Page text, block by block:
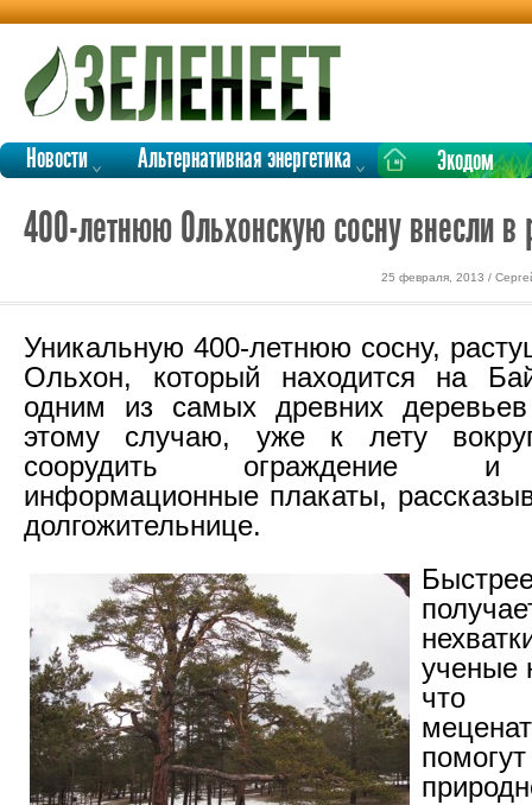
Новости Альтернативная энергетика Экодом
400-летнюю Ольхонскую сосну внесли в
25 февраля, 2013 /
Уникальную 400-летнюю сосну,
Ольхон, который находится на
одним из самых древних
этому случаю, уже к лету
соорудить ограждение и
информационные плакаты,
долгожительнице.
ученые
что